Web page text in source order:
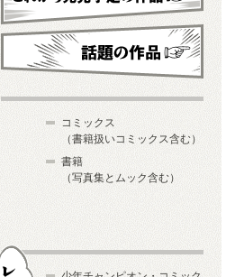
これから発売予定
コミックス
（書籍扱いコミックス含む）
書籍
（写真集とムック含む）